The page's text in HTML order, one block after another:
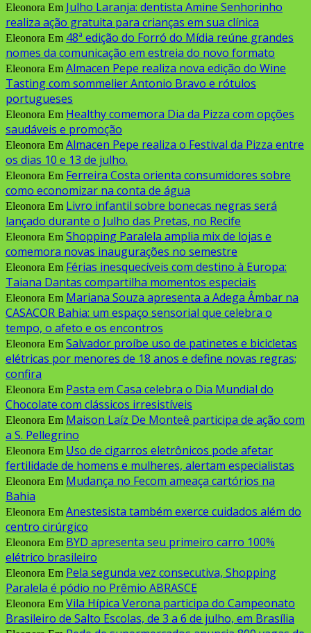
Eleonora Em Julho Laranja: dentista Amine Senhorinho
realiza ação gratuita para crianças em sua clínica
Eleonora Em 48ª edição do Forró do Mídia reúne grandes
nomes da comunicação em estreia do novo formato
Eleonora Em Almacen Pepe realiza nova edição do Wine
Tasting com sommelier Antonio Bravo e rótulos
portugueses
Eleonora Em Healthy comemora Dia da Pizza com opções
saudáveis e promoção
Eleonora Em Almacen Pepe realiza o Festival da Pizza entre
os dias 10 e 13 de julho.
Eleonora Em Ferreira Costa orienta consumidores sobre
como economizar na conta de água
Eleonora Em Livro infantil sobre bonecas negras será
lançado durante o Julho das Pretas, no Recife
Eleonora Em Shopping Paralela amplia mix de lojas e
comemora novas inaugurações no semestre
Eleonora Em Férias inesquecíveis com destino à Europa:
Taiana Dantas compartilha momentos especiais
Eleonora Em Mariana Souza apresenta a Adega Âmbar na
CASACOR Bahia: um espaço sensorial que celebra o
tempo, o afeto e os encontros
Eleonora Em Salvador proíbe uso de patinetes e bicicletas
elétricas por menores de 18 anos e define novas regras;
confira
Eleonora Em Pasta em Casa celebra o Dia Mundial do
Chocolate com clássicos irresistíveis
Eleonora Em Maison Laíz De Monteê participa de ação com
a S. Pellegrino
Eleonora Em Uso de cigarros eletrônicos pode afetar
fertilidade de homens e mulheres, alertam especialistas
Eleonora Em Mudança no Fecom ameaça cartórios na
Bahia
Eleonora Em Anestesista também exerce cuidados além do
centro cirúrgico
Eleonora Em BYD apresenta seu primeiro carro 100%
elétrico brasileiro
Eleonora Em Pela segunda vez consecutiva, Shopping
Paralela é pódio no Prêmio ABRASCE
Eleonora Em Vila Hípica Verona participa do Campeonato
Brasileiro de Salto Escolas, de 3 a 6 de julho, em Brasília